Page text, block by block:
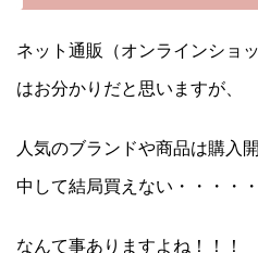
ネット通販（オンラインショ
はお分かりだと思いますが、
人気のブランドや商品は購入
中して結局買えない・・・・・
なんて事ありますよね！！！